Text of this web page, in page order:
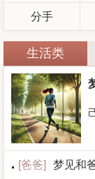
分手
生活类
[爸爸]
梦见和